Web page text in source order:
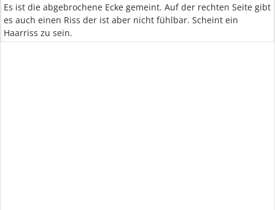
Es ist die abgebrochene Ecke gemeint. Auf der rechten Seite gibt
es auch einen Riss der ist aber nicht fühlbar. Scheint ein
Haarriss zu sein.